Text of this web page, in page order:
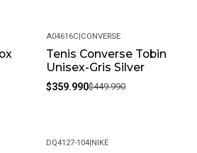
-20%
A04616C|CONVERSE
Tenis Converse Tobin
Unisex-Gris Silver
$359.990$449.990
DQ4127-104|NIKE